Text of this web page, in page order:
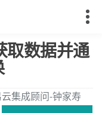
取数据并通
集成顾问-钟家寿